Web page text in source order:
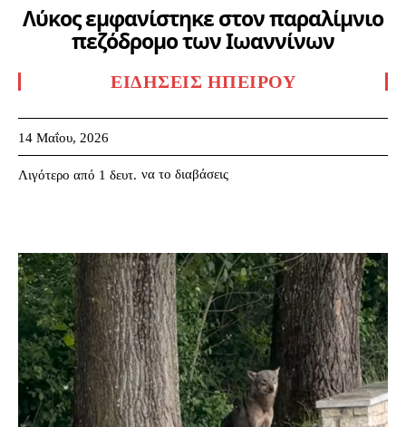
Λύκος εμφανίστηκε στον παραλίμνιο
πεζόδρομο των Ιωαννίνων
ΕΙΔΉΣΕΙΣ ΗΠΕΊΡΟΥ
14 Μαΐου, 2026
Λιγότερο από 1 δευτ. να το διαβάσεις